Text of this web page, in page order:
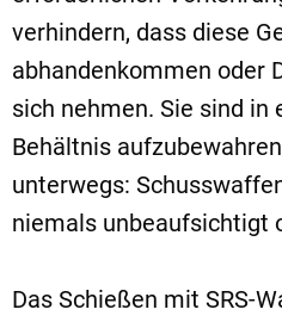
verhindern, dass diese
abhandenkommen oder
sich nehmen. Sie sind in
Behältnis
unterwegs:
niemals unbeaufsichtigt
Das Schießen mit SRS-